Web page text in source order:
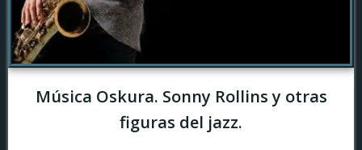
Música Oskura. Sonny Rollins y otras
figuras del jazz.